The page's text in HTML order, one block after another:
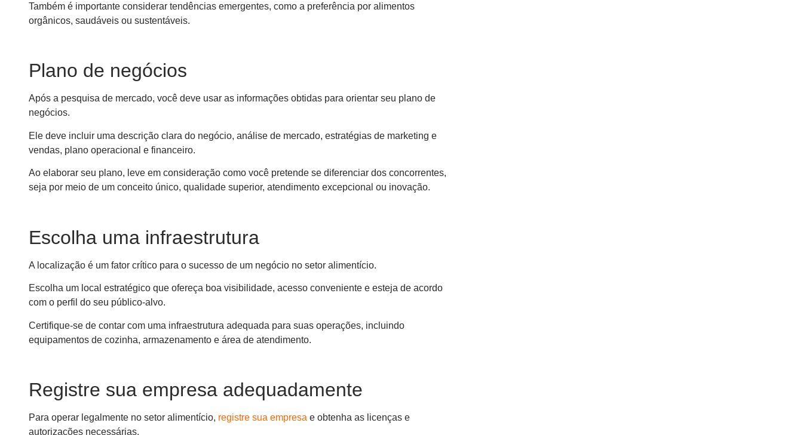
Também é importante considerar tendências emergentes, como a preferência por alimentos
orgânicos, saudáveis ou sustentáveis.
Plano de negócios
Após a pesquisa de mercado, você deve usar as informações obtidas para orientar seu plano de
negócios.
Ele deve incluir uma descrição clara do negócio, análise de mercado, estratégias de marketing e
vendas, plano operacional e financeiro.
Ao elaborar seu plano, leve em consideração como você pretende se diferenciar dos concorrentes,
seja por meio de um conceito único, qualidade superior, atendimento excepcional ou inovação.
Escolha uma infraestrutura
A localização é um fator crítico para o sucesso de um negócio no setor alimentício.
Escolha um local estratégico que ofereça boa visibilidade, acesso conveniente e esteja de acordo
com o perfil do seu público-alvo.
Certifique-se de contar com uma infraestrutura adequada para suas operações, incluindo
equipamentos de cozinha, armazenamento e área de atendimento.
Registre sua empresa adequadamente
Para operar legalmente no setor alimentício, registre sua empresa e obtenha as licenças e
autorizações necessárias.